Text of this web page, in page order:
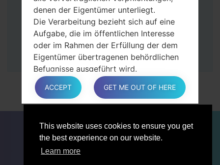
This website uses cookies to ensure you get
the best experience on our website.
Learn more
Geben Sie nur die „F. Reset”-Zeit und
„Auto-Rebot“ an.
Zum Schluss klicken Sie „Start“-Taste auf.
Ihr Gerät wird neu gestartet und von PC
getrennt.
denen der Eigentümer unterliegt.
Die Verarbeitung bezieht sich auf eine
Aufgabe, die im öffentlichen Interesse
oder im Rahmen der Erfüllung der dem
Eigentümer übertragenen behördlichen
Befugnisse ausgeführt wird.
Die Verarbeitung ist für berechtigte
Interessen des Eigentümers oder eines
Dritten erforderlich.
bei der Erläuterung des für die
Verarbeitung geltenden rechtlichen
Rahmens und insbesondere, ob die
ACCEPT GET ME OUT OF HERE